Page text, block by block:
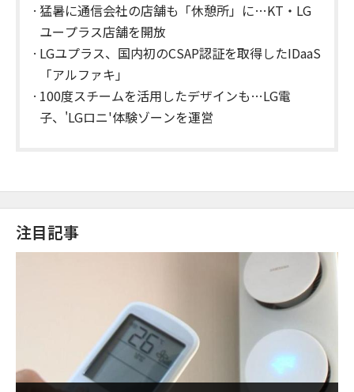
猛暑に通信会社の店舗も「休憩所」に…KT・LG
ユープラス店舗を開放
LGユプラス、国内初のCSAP認証を取得したIDaaS
「アルファキ」
100度スチームを活用したデザインも…LG電
子、'LGロニ'体験ゾーンを運営
注目記事